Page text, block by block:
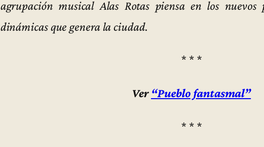
agrupación musical Alas Rotas piensa en los
dinámicas que genera la ciudad.
* * *
Ver “Pueblo fantasmal”
* * *